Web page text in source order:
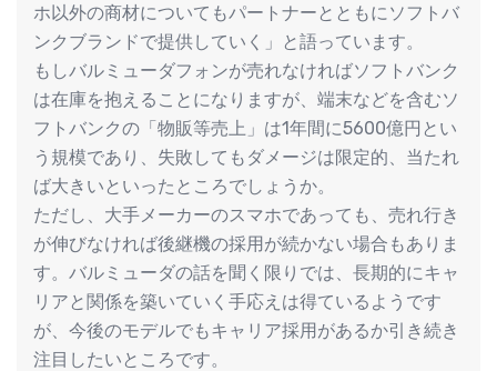
ホ以外の商材についてもパートナーとともにソフトバ
ンクブランドで提供していく」と語っています。
もしバルミューダフォンが売れなければソフトバンク
は在庫を抱えることになりますが、端末などを含むソ
フトバンクの「物販等売上」は1年間に5600億円とい
う規模であり、失敗してもダメージは限定的、当たれ
ば大きいといったところでしょうか。
ただし、大手メーカーのスマホであっても、売れ行き
が伸びなければ後継機の採用が続かない場合もありま
す。バルミューダの話を聞く限りでは、長期的にキャ
リアと関係を築いていく手応えは得ているようです
が、今後のモデルでもキャリア採用があるか引き続き
注目したいところです。